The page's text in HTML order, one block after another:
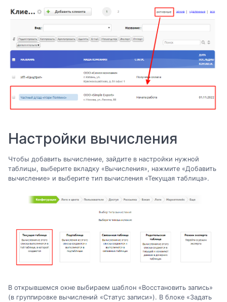
Настройки вычисления
Чтобы добавить вычисление, зайдите в настройки нужной
таблицы, выберите вкладку «Вычисления», нажмите «Добавить
вычисление» и выберите тип вычисления «Текущая таблица».
В открывшемся окне выбираем шаблон «Восстановить запись»
(в группировке вычислений «Статус записи»). В блоке «Задать